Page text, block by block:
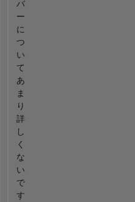
バ
ー
に
つ
い
て
あ
ま
り
詳
し
く
な
い
で
す